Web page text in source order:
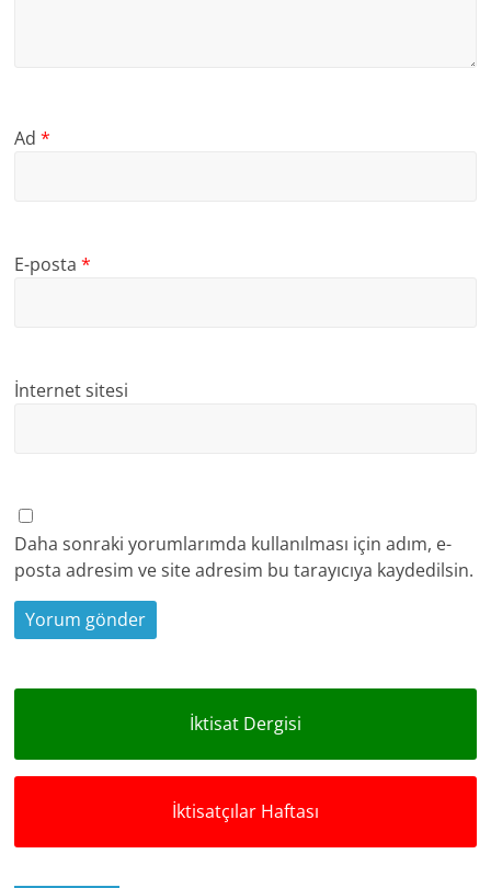
Ad*
E-posta*
İnternet sitesi
Daha sonraki yorumlarımda kullanılması için adım, e-
posta adresim ve site adresim bu tarayıcıya kaydedilsin.
İktisat Dergisi
İktisatçılar Haftası